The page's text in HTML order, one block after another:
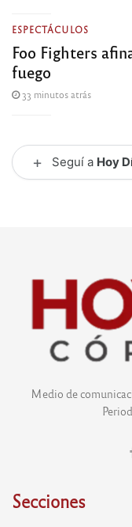
ESPECTÁCULOS
Foo Fighters
fuego
33 minutos atrás
+ Seguí a Hoy
Medio de
Secciones